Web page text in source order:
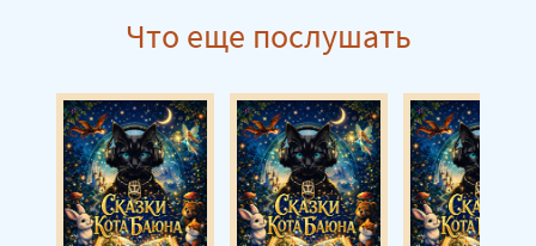
Что еще послушать